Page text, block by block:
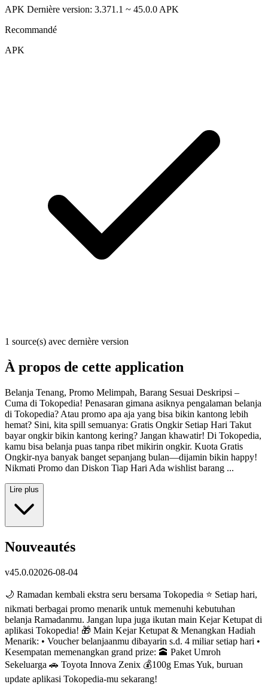
APK Dernière version: 3.371.1 ~ 45.0.0 APK
Recommandé
APK
1 source(s) avec dernière version
À propos de cette application
Belanja Tenang, Promo Melimpah, Barang Sesuai Deskripsi –
Cuma di Tokopedia! Penasaran gimana asiknya pengalaman belanja
di Tokopedia? Atau promo apa aja yang bisa bikin kantong lebih
hemat? Sini, kita spill semuanya: Gratis Ongkir Setiap Hari Takut
bayar ongkir bikin kantong kering? Jangan khawatir! Di Tokopedia,
kamu bisa belanja puas tanpa ribet mikirin ongkir. Kuota Gratis
Ongkir-nya banyak banget sepanjang bulan—dijamin bikin happy!
Nikmati Promo dan Diskon Tiap Hari Ada wishlist barang ...
Lire plus
Nouveautés
v45.0.02026-08-04
🌙 Ramadan kembali ekstra seru bersama Tokopedia ⭐️ Setiap hari,
nikmati berbagai promo menarik untuk memenuhi kebutuhan
belanja Ramadanmu. Jangan lupa juga ikutan main Kejar Ketupat di
aplikasi Tokopedia! 🎁 Main Kejar Ketupat & Menangkan Hadiah
Menarik: • Voucher belanjaanmu dibayarin s.d. 4 miliar setiap hari •
Kesempatan memenangkan grand prize: 🕋 Paket Umroh
Sekeluarga 🚗 Toyota Innova Zenix 💰100g Emas Yuk, buruan
update aplikasi Tokopedia-mu sekarang!